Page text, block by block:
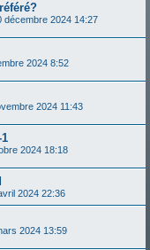
décembre 2024 14:27
2024 8:52
2024 11:43
2024 18:18
2024 22:36
2024 13:59